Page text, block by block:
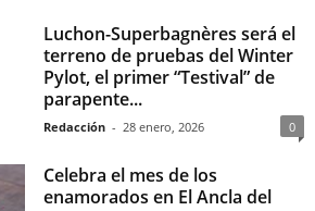
Luchon-Superbagnères será el
terreno de pruebas del Winter
Pylot, el primer “Testival” de
parapente...
Redacción - 28 enero, 2026 0
Celebra el mes de los
enamorados en El Ancla del